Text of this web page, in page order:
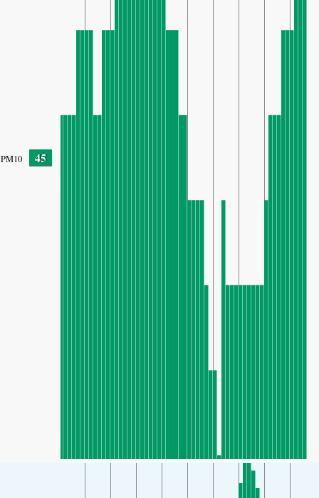
PM10 45